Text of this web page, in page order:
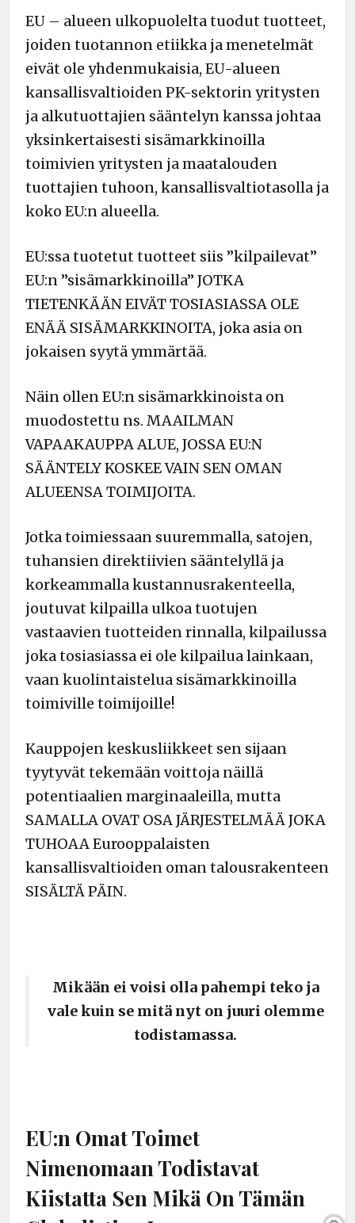
EU – alueen ulkopuolelta tuodut tuotteet,
joiden tuotannon etiikka ja menetelmät
eivät ole yhdenmukaisia, EU-alueen
kansallisvaltioiden PK-sektorin yritysten
ja alkutuottajien sääntelyn kanssa johtaa
yksinkertaisesti sisämarkkinoilla
toimivien yritysten ja maatalouden
tuottajien tuhoon, kansallisvaltiotasolla ja
koko EU:n alueella.
EU:ssa tuotetut tuotteet siis ”kilpailevat”
EU:n ”sisämarkkinoilla” JOTKA
TIETENKÄÄN EIVÄT TOSIASIASSA OLE
ENÄÄ SISÄMARKKINOITA, joka asia on
jokaisen syytä ymmärtää.
Näin ollen EU:n sisämarkkinoista on
muodostettu ns. MAAILMAN
VAPAAKAUPPA ALUE, JOSSA EU:N
SÄÄNTELY KOSKEE VAIN SEN OMAN
ALUEENSA TOIMIJOITA.
Jotka toimiessaan suuremmalla, satojen,
tuhansien direktiivien sääntelyllä ja
korkeammalla kustannusrakenteella,
joutuvat kilpailla ulkoa tuotujen
vastaavien tuotteiden rinnalla, kilpailussa
joka tosiasiassa ei ole kilpailua lainkaan,
vaan kuolintaistelua sisämarkkinoilla
toimiville toimijoille!
Kauppojen keskusliikkeet sen sijaan
tyytyvät tekemään voittoja näillä
potentiaalien marginaaleilla, mutta
SAMALLA OVAT OSA JÄRJESTELMÄÄ JOKA
TUHOAA Eurooppalaisten
kansallisvaltioiden oman talousrakenteen
SISÄLTÄ PÄIN.
Mikään ei voisi olla pahempi teko ja
vale kuin se mitä nyt on juuri olemme
todistamassa.
EU:n Omat Toimet
Nimenomaan Todistavat
Kiistatta Sen Mikä On Tämän